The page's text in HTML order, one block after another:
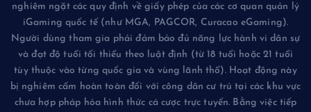
nghiêm ngặt các quy định về giấy phép của các cơ quan quản lý
iGaming quốc tế (như MGA, PAGCOR, Curacao eGaming).
Người dùng tham gia phải đảm bảo đủ năng lực hành vi dân sự
và đạt độ tuổi tối thiểu theo luật định (từ 18 tuổi hoặc 21 tuổi
tùy thuộc vào từng quốc gia và vùng lãnh thổ). Hoạt động này
bị nghiêm cấm hoàn toàn đối với công dân cư trú tại các khu vực
chưa hợp pháp hóa hình thức cá cược trực tuyến. Bằng việc tiếp